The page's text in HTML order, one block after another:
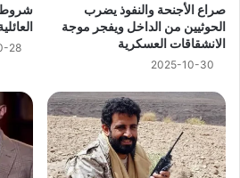
صراع الأجنحة والنفوذ يضرب
الحوثيين من الداخل ويفجر موجة
الانشقاقات العسكرية
2025-10-30
شروط
28